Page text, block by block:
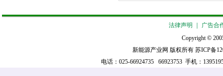
法律声明
广告合
Copyright ©
新能源产业网 版权所有 苏ICP备
电话：025-66924735 66923753 手机：